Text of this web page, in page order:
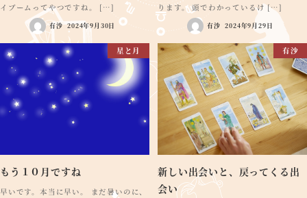
イブームってやつですね。 […]
有沙 2024年9月30日
ります。 頭でわかっているけ […]
有沙 2024年9月29日
星と月
もう１０月ですね
早いです。本当に早い。 まだ暑いのに、
有沙
新しい出会いと、戻ってくる出
会い